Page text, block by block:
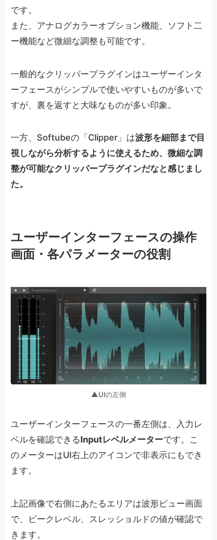
です。
また、アナログカラーオプション機能、ソフト二
ー機能など微細な調整も可能です。
一般的なクリッパープラグインはユーザーインタ
ーフェースがシンプルで使いやすいものが多いで
すが、裏を返すと大味なものが多い印象。
一方、Softubeの「Clipper」は波形を細部まで目
視しながら分析するように使えるため、微細な調
整が可能なクリッパープラグインだなと感じまし
た。
ユーザーインターフェースの操作
画面・各パラメーターの役割
▲UIの左側
ユーザーインターフェースの一番左側は、入力レ
ベルを確認できるInputレベルメーターです。こ
のメーターはUI右上のアイコンで非表示にもでき
ます。
上記画像で右側にあたるエリアは波形ビュー画面
で、ピークレベル、スレッショルドの値が確認で
きます。